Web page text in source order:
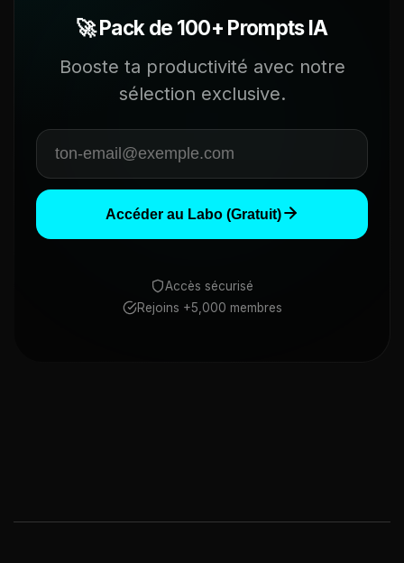
🚀 Pack de 100+ Prompts IA
Booste ta productivité avec notre
sélection exclusive.
Accéder au Labo (Gratuit)
Accès sécurisé
Rejoins +5,000 membres